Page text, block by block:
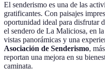
El senderismo es una de las
gratificantes. Con paisajes
oportunidad ideal para disfrutar
el sendero de La Maliciosa, en
vistas panorámicas y una
Asociación de Senderismo,
reportan una mejora en su
caminata.